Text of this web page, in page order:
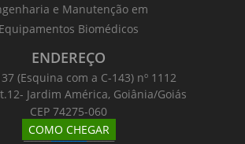
e Manutenção em
Equipamentos Biomédicos
ENDEREÇO
(Esquina com a C-143) nº 1112
Jardim América, Goiânia/Goiás
CEP 74275-060
COMO CHEGAR
_______________________